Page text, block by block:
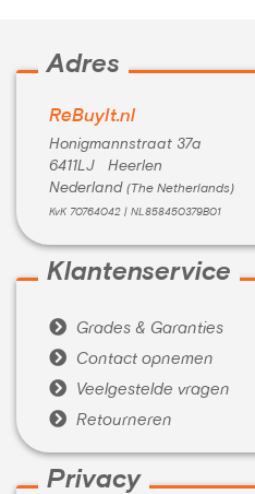
Adres
ReBuyIt.nl
Honigmannstraat 37a
6411LJ Heerlen
Nederland (The Netherlands)
KvK 70764042 | NL858450379B01
Klantenservice
 Grades & Garanties
 Contact opnemen
 Veelgestelde vragen
 Retourneren
Privacy